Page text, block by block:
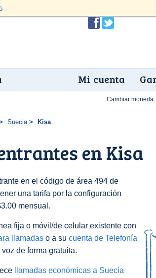
.
Mi cuenta
Suecia Kisa
en Kisa
en el código de área 494 de
una tarifa por la configuración
mensual.
fija o móvil/de celular existente con
llamadas o a su cuenta de Telefonía
de forma gratuita.
llamadas económicas a Suecia
Cambiar moneda: